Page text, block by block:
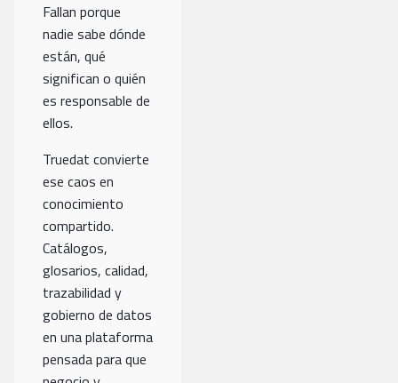
Fallan porque
nadie sabe dónde
están, qué
significan o quién
es responsable de
ellos.
Truedat convierte
ese caos en
conocimiento
compartido.
Catálogos,
glosarios, calidad,
trazabilidad y
gobierno de datos
en una plataforma
pensada para que